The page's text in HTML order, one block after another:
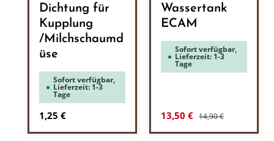
Dichtung für
Kupplung
/Milchschaumd
üse
Sofort verfügbar,
Lieferzeit: 1-3
Tage
Regulärer Preis:
1,25 €
Wassertank
ECAM
Sofort verfügbar,
Lieferzeit: 1-3
Tage
Verkaufspreis:
13,50 € Regulärer Preis:
14,90 €